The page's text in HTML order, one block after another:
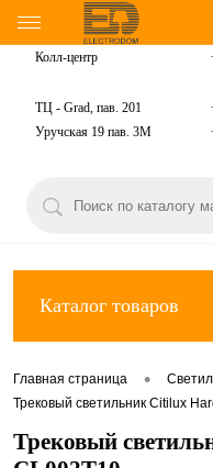
Колл-центр
ТЦ - Grad, пав. 201
Уручская 19 пав. 3М
Каталог товаров
Главная страница •
Трековый светильник Citilux
Трековый